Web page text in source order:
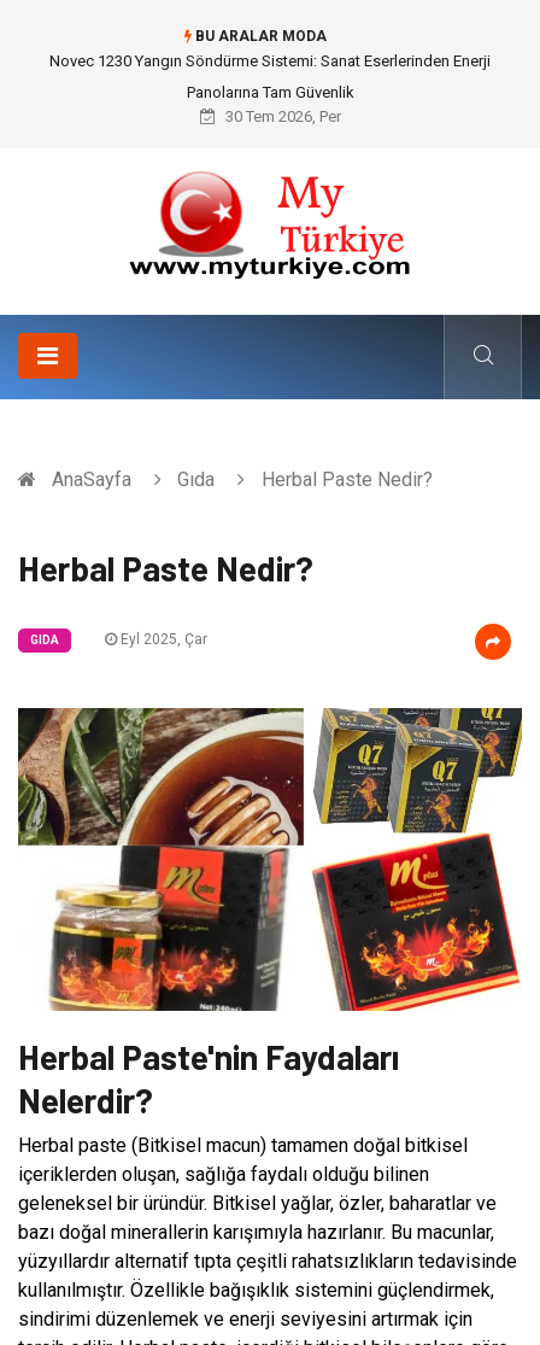
BU ARALAR MODA
Skoda Yedek Parça Seçiminde Teknik Uyumluluk ve Sürüş Konforu
30 Tem 2026, Per
AnaSayfa Gıda Herbal Paste Nedir?
Herbal Paste Nedir?
GIDA Eyl 2025, Çar
Herbal Paste'nin Faydaları
Nelerdir?
Herbal paste (Bitkisel macun) tamamen doğal bitkisel
içeriklerden oluşan, sağlığa faydalı olduğu bilinen
geleneksel bir üründür. Bitkisel yağlar, özler, baharatlar ve
bazı doğal minerallerin karışımıyla hazırlanır. Bu macunlar,
yüzyıllardır alternatif tıpta çeşitli rahatsızlıkların tedavisinde
kullanılmıştır. Özellikle bağışıklık sistemini güçlendirmek,
sindirimi düzenlemek ve enerji seviyesini artırmak için